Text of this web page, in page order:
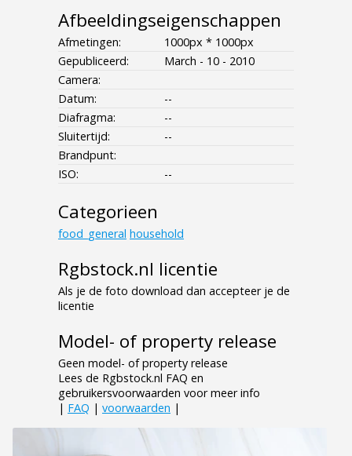
Afbeeldingseigenschappen
Afmetingen:
1000px * 1000px
Gepubliceerd:
March - 10 - 2010
Camera:
Datum:
--
Diafragma:
--
Sluitertijd:
--
Brandpunt:
ISO:
--
Categorieen
food_general household
Rgbstock.nl licentie
Als je de foto download dan accepteer je de
licentie
Model- of property release
Geen model- of property release
Lees de Rgbstock.nl FAQ en
gebruikersvoorwaarden voor meer info
| FAQ | voorwaarden |